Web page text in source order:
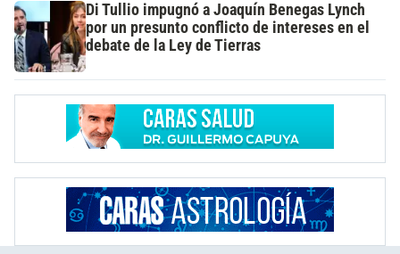
Di Tullio impugnó a Joaquín Benegas Lynch
por un presunto conflicto de intereses en el
debate de la Ley de Tierras